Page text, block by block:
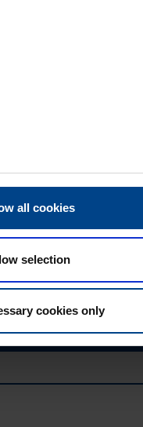
all cookies
selection
cookies only
loa oma